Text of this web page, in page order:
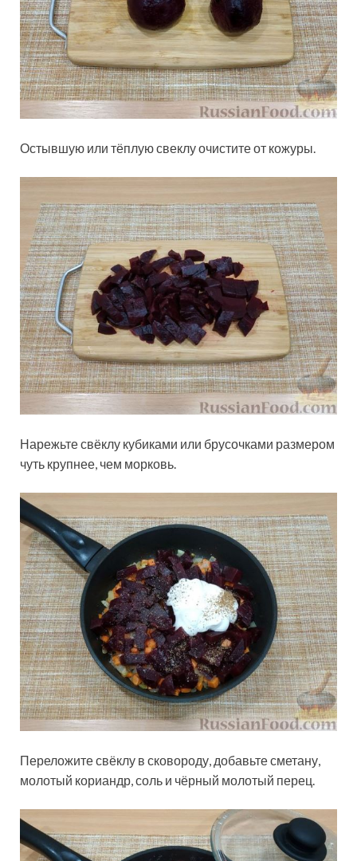
Остывшую или тёплую свеклу очистите от кожуры.
Нарежьте свёклу кубиками или брусочками размером
чуть крупнее, чем морковь.
Переложите свёклу в сковороду, добавьте сметану,
молотый кориандр, соль и чёрный молотый перец.